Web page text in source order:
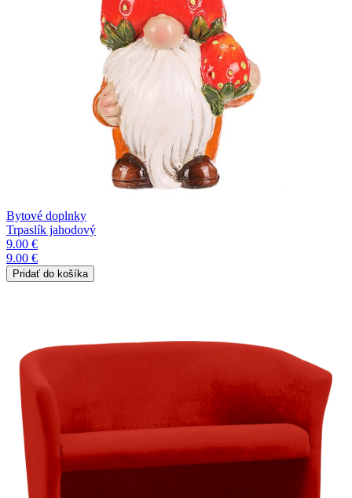
Bytové doplnky
Trpaslík jahodový
9.00 €
9.00 €